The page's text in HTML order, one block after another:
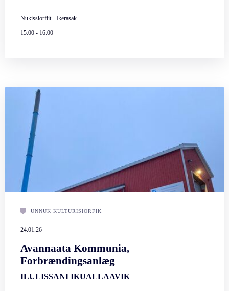
Nukissiorfiit - Ikerasak
15:00 - 16:00
UNNUK KULTURISIORFIK
24.01.26
Avannaata Kommunia,
Forbrændingsanlæg
ILULISSANI IKUALLAAVIK